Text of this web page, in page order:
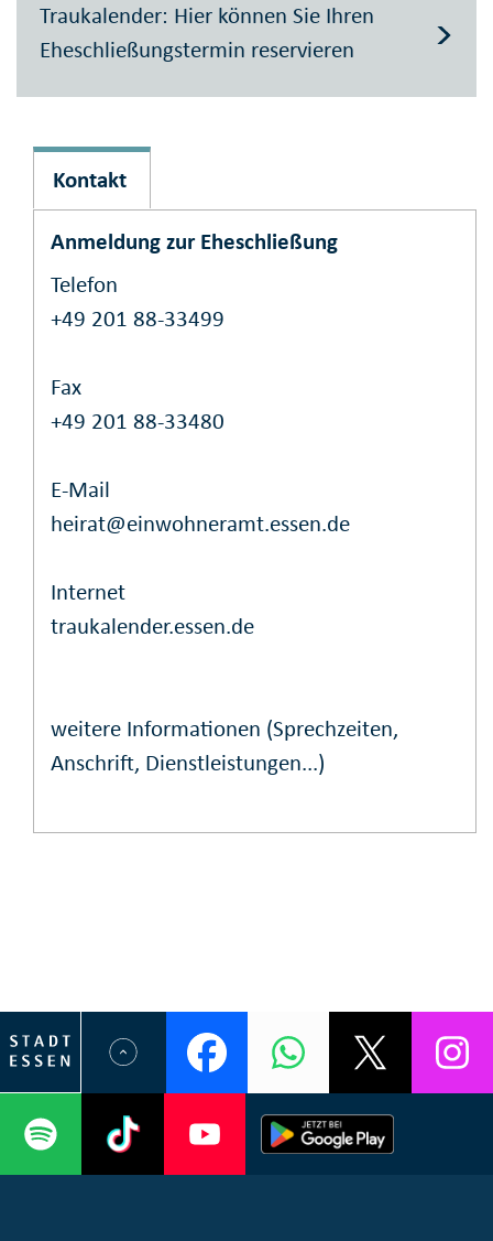
Traukalender: Hier können Sie Ihren
Eheschließungstermin reservieren
Kontakt
Anmeldung zur Eheschließung
Telefon
+49 201 88-33499
Fax
+49 201 88-33480
E-Mail
heirat@einwohneramt.essen.de
Internet
traukalender.essen.de
weitere Informationen (Sprechzeiten,
Anschrift, Dienstleistungen...)